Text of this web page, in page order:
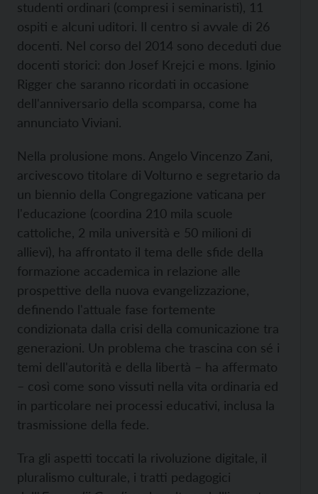
studenti ordinari (compresi i seminaristi), 11
ospiti e alcuni uditori. Il centro si avvale di 26
docenti. Nel corso del 2014 sono deceduti due
docenti storici: don Josef Krejci e mons. Iginio
Rigger che saranno ricordati in occasione
dell'anniversario della scomparsa, come ha
annunciato Viviani.
Nella prolusione mons. Angelo Vincenzo Zani,
arcivescovo titolare di Volturno e segretario da
un biennio della Congregazione vaticana per
l'educazione (coordina 210 mila scuole
cattoliche, 2 mila università e 50 milioni di
allievi), ha affrontato il tema delle sfide della
formazione accademica in relazione alle
prospettive della nuova evangelizzazione,
definendo l'attuale fase fortemente
condizionata dalla crisi della comunicazione tra
generazioni. Un problema che trascina con sé i
temi dell'autorità e della libertà – ha affermato
– così come sono vissuti nella vita ordinaria ed
in particolare nei processi educativi, inclusa la
trasmissione della fede.
Tra gli aspetti toccati la rivoluzione digitale, il
pluralismo culturale, i tratti pedagogici